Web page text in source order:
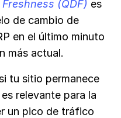
(QDF) es
de cambio de
en el último minuto
más actual.
tu sitio permanece
relevante para la
un pico de tráfico